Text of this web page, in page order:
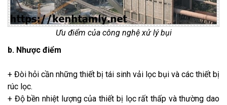
Ưu điểm của công nghệ xử lý bụi
b. Nhược điểm
+ Đòi hỏi cần những thiết bị tái sinh vải lọc bụi và các thiết bị
rúc lọc.
+ Độ bền nhiệt lượng của thiết bị lọc rất thấp và thường dao